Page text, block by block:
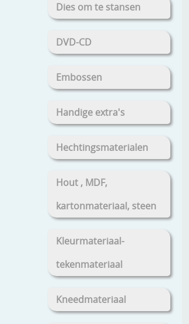
Dies om te stansen
DVD-CD
Embossen
Handige extra's
Hechtingsmaterialen
Hout , MDF,
kartonmateriaal, steen
Kleurmateriaal-
tekenmateriaal
Kneedmateriaal